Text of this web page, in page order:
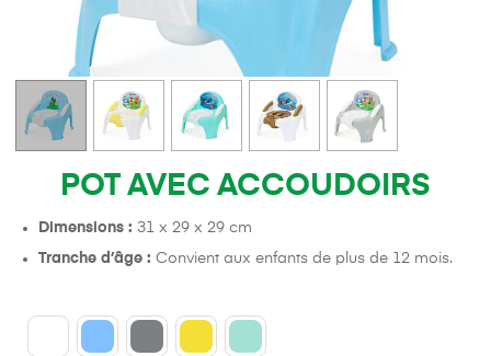
POT AVEC ACCOUDOIRS
Dimensions : 31 x 29 x 29 cm
Tranche d’âge : Convient aux enfants de plus de 12 mois.